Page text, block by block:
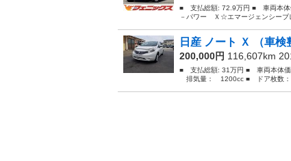
■ 支払総額: 72.9万円 ■ 車両本
－パワー Ｘ☆エマージェンシー
日産 ノート Ｘ （車検
200,000円 116,607km
■ 支払総額: 31万円 ■ 車両本体
排気量： 1200cc ■ ドア枚数